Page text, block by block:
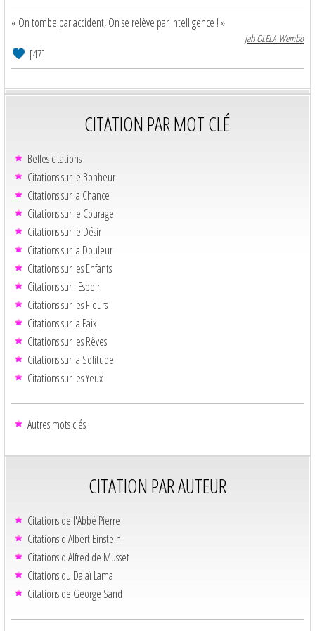
« On tombe par accident, On se relève par intelligence ! »
Jah OLELA Wembo
[47]
CITATION PAR MOT CLÉ
Belles citations
Citations sur le Bonheur
Citations sur la Chance
Citations sur le Courage
Citations sur le Désir
Citations sur la Douleur
Citations sur les Enfants
Citations sur l'Espoir
Citations sur les Fleurs
Citations sur la Paix
Citations sur les Rêves
Citations sur la Solitude
Citations sur les Yeux
Autres mots clés
CITATION PAR AUTEUR
Citations de l'Abbé Pierre
Citations d'Albert Einstein
Citations d'Alfred de Musset
Citations du Dalaï Lama
Citations de George Sand